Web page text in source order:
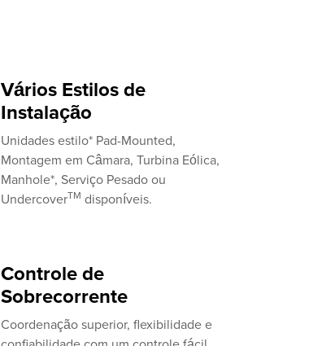
Vários Estilos de
Instalação
Unidades estilo* Pad-Mounted,
Montagem em Câmara, Turbina Eólica,
Manhole*, Serviço Pesado ou
UndercoverTM disponíveis.
Controle de
Sobrecorrente
Coordenação superior, flexibilidade e